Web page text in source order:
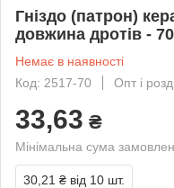
Гніздо (патрон)
довжина дротів -
Немає в наявності
Код: 2517-70
Опт і
33,63 ₴
Мінімальна сума
30,21 ₴ від 10 шт.